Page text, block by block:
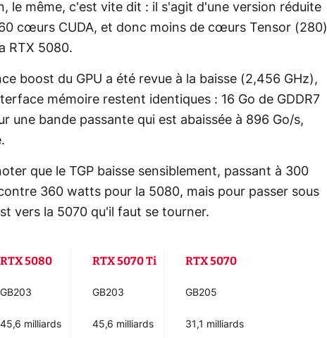
le même, c'est vite dit : il s'agit d'une version réduite
cœurs CUDA, et donc moins de cœurs Tensor (280)
RTX 5080.
boost du GPU a été revue à la baisse (2,456 GHz),
mémoire restent identiques : 16 Go de GDDR7
une bande passante qui est abaissée à 896 Go/s,
que le TGP baisse sensiblement, passant à 300
360 watts pour la 5080, mais pour passer sous
vers la 5070 qu'il faut se tourner.
RTX 5080 RTX 5070 Ti RTX 5070
GB203 GB203 GB205
45,6 milliards 45,6 milliards 31,1 milliards